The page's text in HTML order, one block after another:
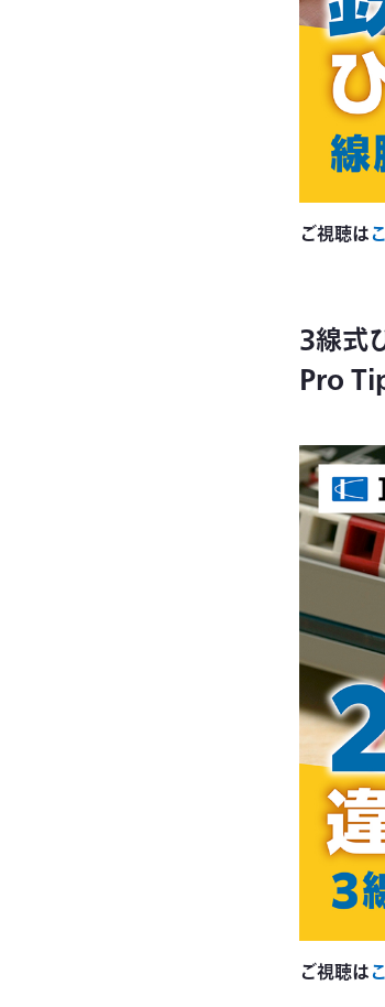
ご視聴は
3線式
Pro
ご視聴は